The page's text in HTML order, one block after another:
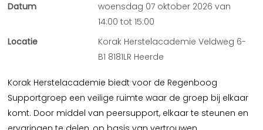
Datum
woensdag 07 oktober 2026 van
14:00 tot 15:00
Locatie
Korak Herstelacademie Veldweg 6-
B1 8181LR Heerde
Korak Herstelacademie biedt voor de Regenboog
Supportgroep een veilige ruimte waar de groep bij elkaar
komt. Door middel van peersupport, elkaar te steunen en